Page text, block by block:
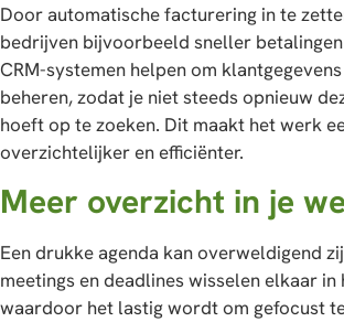
Door automatische facturering in te
bedrijven bijvoorbeeld sneller
CRM-systemen helpen om
beheren, zodat je niet steeds opnieuw
hoeft op te zoeken. Dit maakt het werk
overzichtelijker en efficiënter.
Meer overzicht in je
Een drukke agenda kan overweldigend
meetings en deadlines wisselen elkaar in
waardoor het lastig wordt om gefocust